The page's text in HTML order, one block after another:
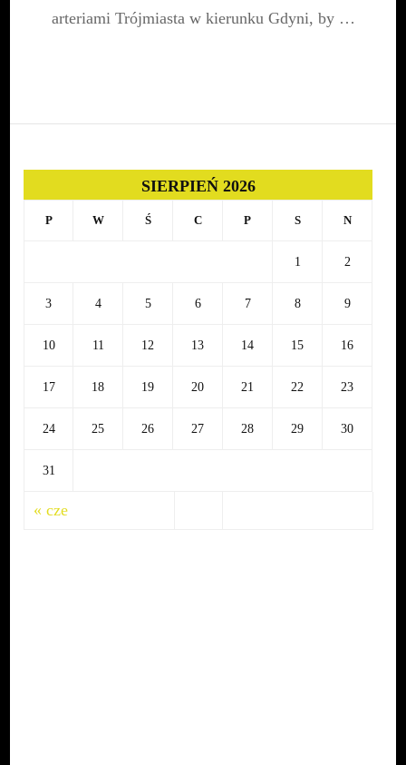
arteriami Trójmiasta w kierunku Gdyni, by …
SIERPIEŃ 2026
P W Ś C P S N
1 2
3 4 5 6 7 8 9
10 11 12 13 14 15 16
17 18 19 20 21 22 23
24 25 26 27 28 29 30
31
« cze